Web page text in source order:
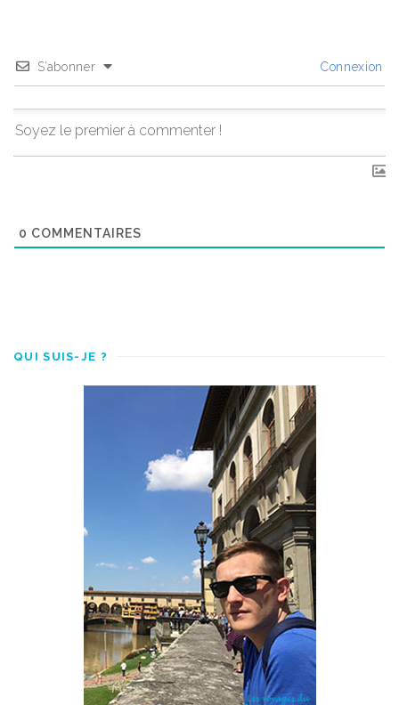
S’abonner Connexion
0 COMMENTAIRES
QUI SUIS-JE ?